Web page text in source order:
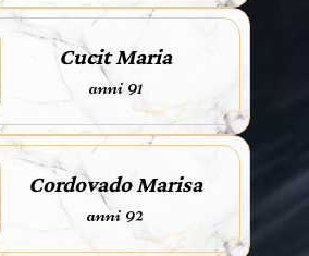
Cucit Maria
anni 91
Cordovado Marisa
anni 92